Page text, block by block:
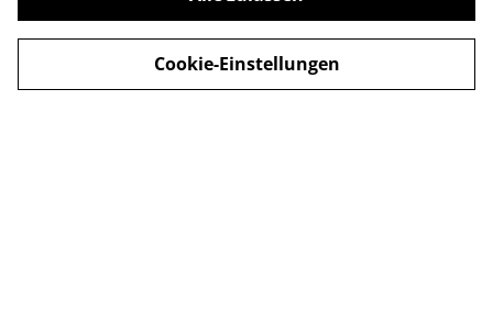
Contact Us
Legal Terms
Cookie-Einstellungen